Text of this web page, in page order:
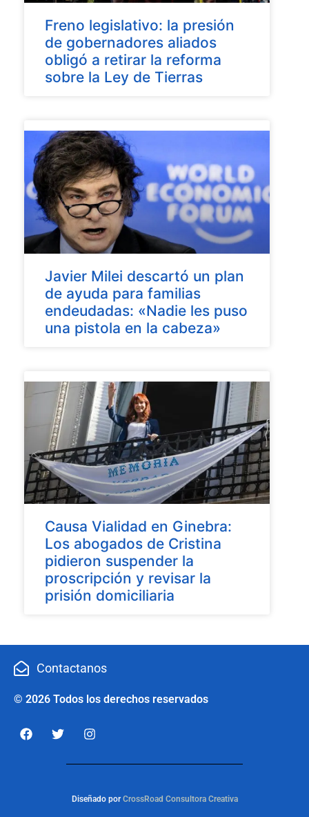
Freno legislativo: la presión
de gobernadores aliados
obligó a retirar la reforma
sobre la Ley de Tierras
Javier Milei descartó un plan
de ayuda para familias
endeudadas: «Nadie les puso
una pistola en la cabeza»
Causa Vialidad en Ginebra:
Los abogados de Cristina
pidieron suspender la
proscripción y revisar la
prisión domiciliaria
Contactanos
© 2026 Todos los derechos reservados
Diseñado porCrossRoad Consultora Creativa